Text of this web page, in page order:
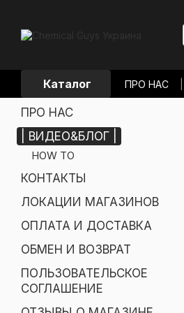
Каталог ПРО НАС
ОБМЕН И
ОТЗЫВЫ
ПРО НАС
| ВИДЕО&БЛОГ |
HOW TO
КОНТАКТЫ
ЛОКАЦИИ МАГАЗИНОВ
ОПЛАТА И ДОСТАВКА
ОБМЕН И ВОЗВРАТ
ПОЛЬЗОВАТЕЛЬСКОЕ
СОГЛАШЕНИЕ